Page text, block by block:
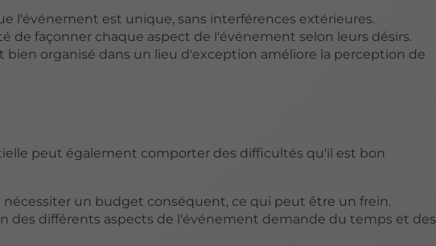
l'événement est unique, sans interférences extérieures.
de façonner chaque aspect de l'événement selon leurs désirs.
organisé dans un lieu d'exception améliore la perception de
peut également comporter des difficultés qu'il est bon
un budget conséquent, ce qui peut être un frein.
des différents aspects de l'événement demande du temps et des